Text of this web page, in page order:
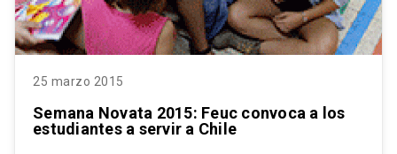
25 marzo 2015
Semana Novata 2015: Feuc convoca a los
estudiantes a servir a Chile